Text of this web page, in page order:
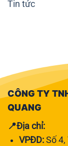
Tin tức
CÔNG TY
QUANG
📍Địa chỉ:
VPĐD: Số